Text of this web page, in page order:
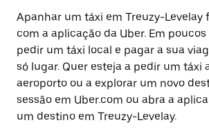
Apanhar um táxi em Treuzy-Levelay
com a aplicação da Uber. Em
pedir um táxi local e pagar a sua
só lugar. Quer esteja a pedir um táxi
aeroporto ou a explorar um novo
sessão em Uber.com ou abra a
um destino em Treuzy-Levelay.